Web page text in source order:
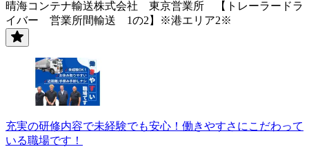
晴海コンテナ輸送株式会社 東京営業所 【トレーラードラ
イバー 営業所間輸送 1の2】※港エリア2※
充実の研修内容で未経験でも安心！働きやすさにこだわって
いる職場です！